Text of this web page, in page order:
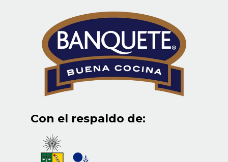
Con el respaldo de: